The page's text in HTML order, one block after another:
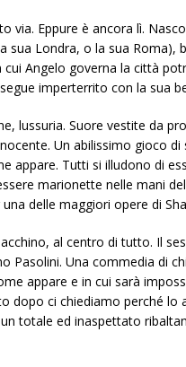
via. Eppure è ancora lì.
sua Londra, o la sua
cui Angelo governa la città
imperterrito con la sua
lussuria. Suore vestite da
Un abilissimo gioco
appare. Tutti si illudono di
marionette nelle mani
delle maggiori opere di
al centro di tutto. Il
Pasolini. Una commedia di
appare e in cui sarà
dopo ci chiediamo perché
totale ed inaspettato